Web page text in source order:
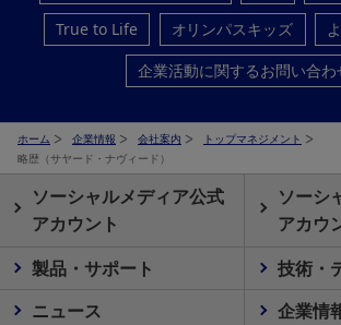
True to Life
オリンパスキッズ
企業活動に関するお問い合わ
ホーム 企業情報 会社案内
トップマネジメント
略歴（サヤード・ナヴィード）
ソーシャルメディア公式
アカウント
ソーシ
アカウ
製品・サポート
技術・
ニュース
企業情